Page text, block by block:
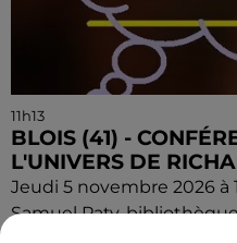
11h13
BLOIS (41) -
L'UNIVERS DE
Jeudi 5 novembre 2026
Samuel Paty,
(Loir-et-Cher) : Entrer